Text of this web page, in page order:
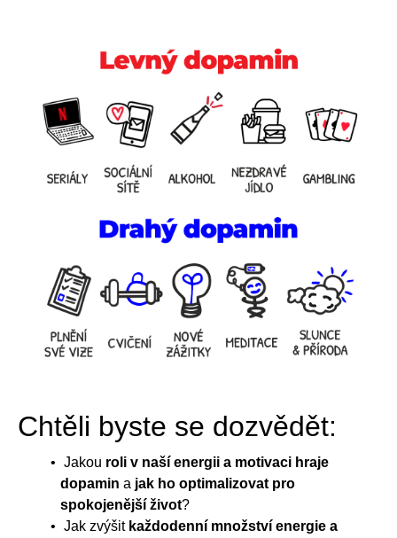
Chtěli byste se dozvědět:
Jakou roli v naší energii a motivaci hraje
dopamin a jak ho optimalizovat pro
spokojenější život?
Jak zvýšit každodenní množství energie a